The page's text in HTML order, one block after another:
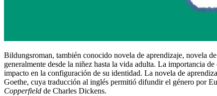
Bildungsroman, también conocido novela de aprendizaje, novela
generalmente desde la niñez hasta la vida adulta. La importancia
impacto en la configuración de su identidad. La novela de
Goethe, cuya traducción al inglés permitió difundir el género por
Copperfield de Charles Dickens.